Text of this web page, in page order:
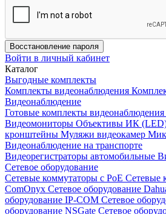
Восстановление пароля
Войти в личный кабинет
Каталог
Выгодные комплекты
Комплекты видеонаблюдения
Видеонаблюдение
Готовые комплекты видеонаблюдения
Видеомониторы Объективы ИК (LED)
кронштейны Муляжи видеокамер
Видеонаблюдение на транспорте
Видеорегистраторы автомобильные
Сетевое оборудование
Сетевые коммутаторы с РоЕ Сетевые
ComOnyx Сетевое оборудование
оборудование IP-COM Сетевое
оборудование NSGate Сетевое